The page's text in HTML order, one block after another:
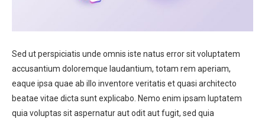
Sed ut perspiciatis unde omnis iste natus error sit voluptatem
accusantium doloremque laudantium, totam rem aperiam,
eaque ipsa quae ab illo inventore veritatis et quasi architecto
beatae vitae dicta sunt explicabo. Nemo enim ipsam luptatem
quia voluptas sit aspernatur aut odit aut fugit, sed quia